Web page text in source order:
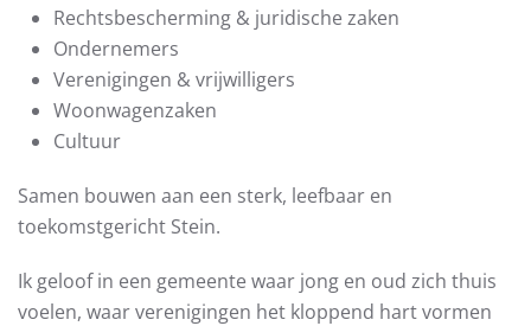
Rechtsbescherming & juridische zaken
Ondernemers
Verenigingen & vrijwilligers
Woonwagenzaken
Cultuur
Samen bouwen aan een sterk, leefbaar en
toekomstgericht Stein.
Ik geloof in een gemeente waar jong en oud zich thuis
voelen, waar verenigingen het kloppend hart vormen